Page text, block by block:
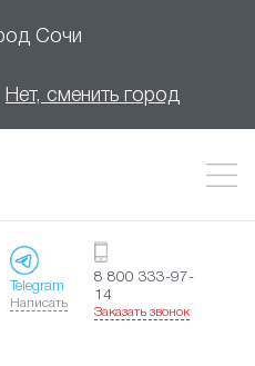
Сочи
Нет, сменить город
Telegram
Написать
8 800 333-97-
14
Заказать звонок